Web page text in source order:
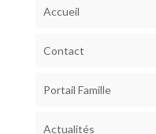
Accueil
Contact
Portail Famille
Actualités